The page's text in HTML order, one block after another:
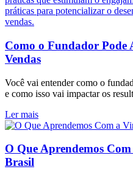
Como o Fundador Pode
Vendas
Você vai entender como o
e como isso vai impactar os
Ler mais
O Que Aprendemos
Brasil